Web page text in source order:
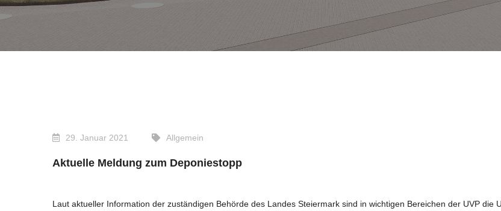
29. Januar 2021 Allgemein
Aktuelle Meldung zum Deponiestopp
Laut aktueller Information der zuständigen Behörde des Landes Steiermark sind in wichtigen Bereichen der UVP die